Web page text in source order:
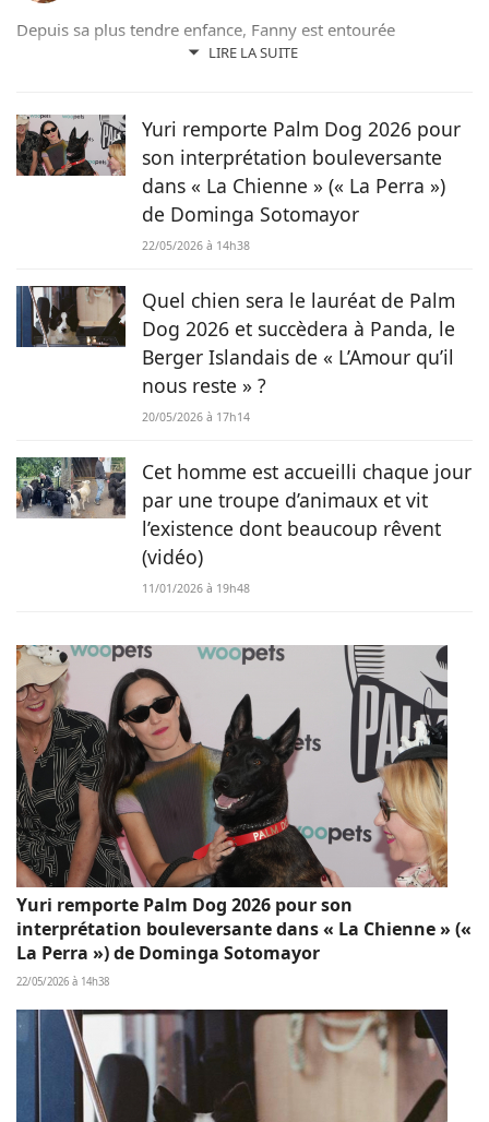
LIRE LA SUITE
Depuis sa plus tendre enfance, Fanny est entourée
d'animaux. Elle partage son quotidien avec un chat nommé
magazine Chien.fr pour partager sa passion des animaux au
plus grand nombre.
Yuri remporte Palm Dog 2026 pour
son interprétation bouleversante
dans « La Chienne » (« La Perra »)
de Dominga Sotomayor
22/05/2026 à 14h38
Quel chien sera le lauréat de Palm
Dog 2026 et succèdera à Panda, le
Berger Islandais de « L’Amour qu’il
nous reste » ?
20/05/2026 à 17h14
Cet homme est accueilli chaque jour
par une troupe d’animaux et vit
l’existence dont beaucoup rêvent
(vidéo)
11/01/2026 à 19h48
Yuri remporte Palm Dog 2026 pour son
interprétation bouleversante dans « La Chienne » («
La Perra ») de Dominga Sotomayor
22/05/2026 à 14h38